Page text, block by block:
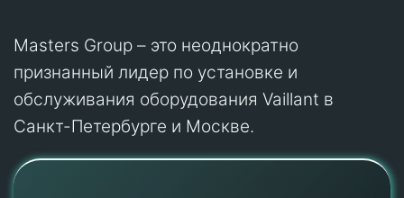
Masters Group – это неоднократно
признанный лидер по установке и
обслуживания оборудования Vaillant в
Санкт-Петербурге и Москве.